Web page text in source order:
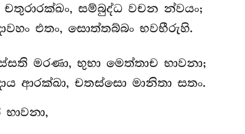
චතුරාරක්ඛං, සම්බුද්ධ වචන න්වයං;
එතං, සොත්තබ්බං භවභීරුහි.
මරණා, භුභා මෙත්තාච භාවනා;
ආරක්ඛා, චතස්සො මානිතා සතං.